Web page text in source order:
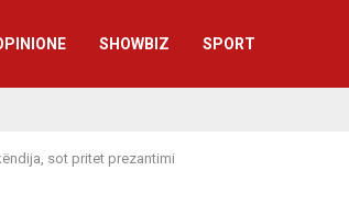
SHOWBIZ SPORT
sot pritet prezantimi